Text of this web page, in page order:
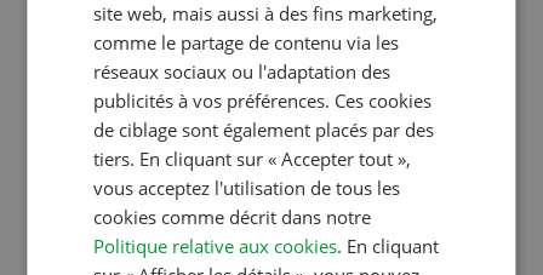
d’impression.
Pour de nombreux gérants de camping, l’appli
contribue même à l’augmentation du chiffre
d’affaires. Le pain du petit-déjeuner et les frites ou le
snack de l’après-midi peuvent être commandés et
payés sur l’appli. Toute la gamme de restauration
peut être mise sur l’appli, et les commandes
DANISH
site web, mais aussi à des fins marketing,
comme le partage de contenu via les
réseaux sociaux ou l'adaptation des
publicités à vos préférences. Ces cookies
de ciblage sont également placés par des
tiers. En cliquant sur « Accepter tout »,
vous acceptez l'utilisation de tous les
cookies comme décrit dans notre
Politique relative aux cookies. En cliquant